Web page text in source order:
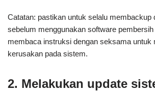
Catatan: pastikan untuk selalu membackup
sebelum menggunakan software
membaca instruksi dengan seksama untuk
kerusakan pada sistem.
2. Melakukan update